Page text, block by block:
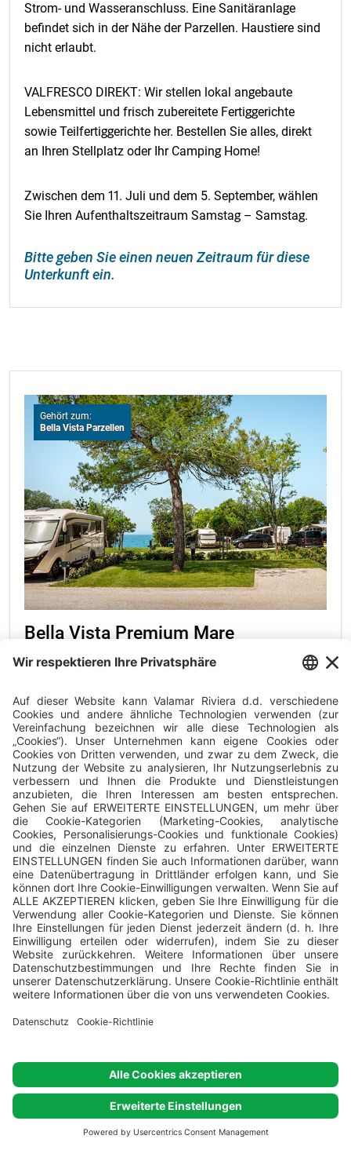
Strom- und Wasseranschluss. Eine Sanitäranlage
befindet sich in der Nähe der Parzellen. Haustiere sind
nicht erlaubt.
VALFRESCO DIREKT: Wir stellen lokal angebaute
Lebensmittel und frisch zubereitete Fertiggerichte
sowie Teilfertiggerichte her. Bestellen Sie alles, direkt
an Ihren Stellplatz oder Ihr Camping Home!
Zwischen dem 11. Juli und dem 5. September, wählen
Sie Ihren Aufenthaltszeitraum Samstag – Samstag.
Bitte geben Sie einen neuen Zeitraum für diese
Unterkunft ein.
Gehört zum:
Bella Vista Parzellen
Bella Vista Premium Mare
in der Nähe des Meeres. Sie sind 80 bis 100 qm groß
und verfügen über einen Wasser- und Stromanschluss.
Alle Parzellen Bella Vista Premium Mare sind
nummeriert. Haustiere sindnicht erlaubt.
VALFRESCO DIREKT: Wir stellen lokal angebaute
Lebensmittel und frisch zubereitete Fertiggerichte
sowie Teilfertiggerichte her. Bestellen Sie alles, direkt
an Ihren Stellplatz oder Ihr Camping Home!
Zwischen dem 11. Juli und dem 5. September, wählen
Sie Ihren Aufenthaltszeitraum Samstag – Samstag.
Bitte geben Sie einen neuen Zeitraum für diese
Unterkunft ein.
Gehört zum:
Sunset Parzellen